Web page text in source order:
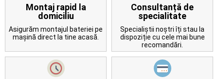
Contact
Montaj rapid la
domiciliu
Asigurăm montajul bateriei pe
mașină direct la tine acasă.
Consultanță de
specialitate
Specialiștii noștri îți stau la
dispoziție cu cele mai bune
recomandări.